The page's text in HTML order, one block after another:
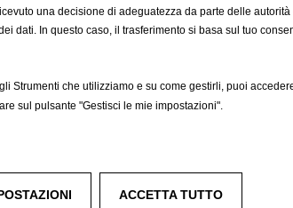
176,74 €
i
c
s
1
IVA inclusa/Unità
Q
n
t
Compra ora, paga dopo
una decisione di adeguatezza da parte delle autorità
dati. In questo caso, il trasferimento si basa sul tuo
Strumenti che utilizziamo e su come gestirli, puoi
sul pulsante "Gestisci le mie impostazioni".
ACCETTA TUTTO